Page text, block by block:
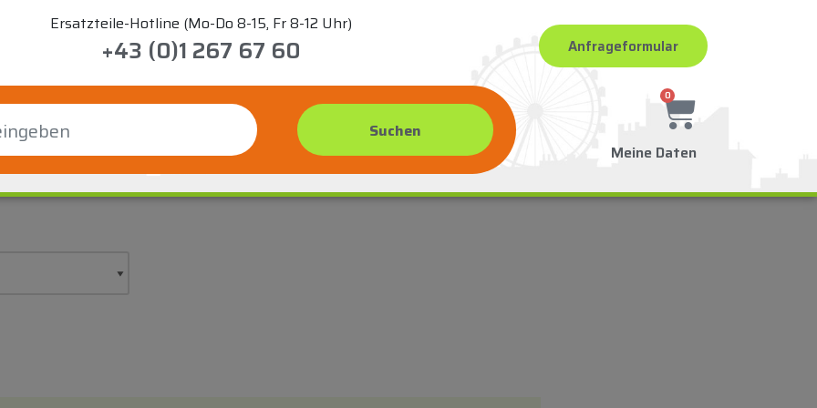
Ersatzteile-Hotline (Mo-Do 8-15, Fr 8-12 Uhr)
+43 (0)1 267 67 60 Anfrageformular
0
Meine Daten